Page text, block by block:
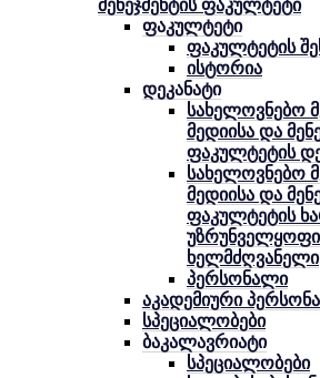
მენეჯმენტის ფაკულტეტი
ფაკულტეტი
ფაკულტეტის
ისტორია
დეკანატი
სახელოვნებო
მედიისა და
ფაკულტეტის
სახელოვნებო
მედიისა და
ფაკულტეტის
ხელმძღვანელი
პერსონალი
აკადემიური
სპეციალობები
ბაკალავრიატი
სპეციალობები